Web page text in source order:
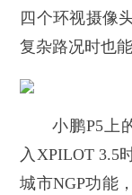
四个环视摄像
复杂路况时也
小鹏P5上
入XPILOT 3.5
城市NGP功能